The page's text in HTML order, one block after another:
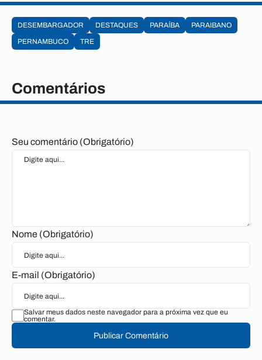
DESEMBARGADOR DESTAQUES PARAÍBA
PARAIBANO
PERNAMBUCO
TRE
Comentários
Seu comentário (Obrigatório)
Nome (Obrigatório)
E-mail (Obrigatório)
Salvar meus dados neste navegador para a próxima vez que eu
comentar.
Publicar Comentário